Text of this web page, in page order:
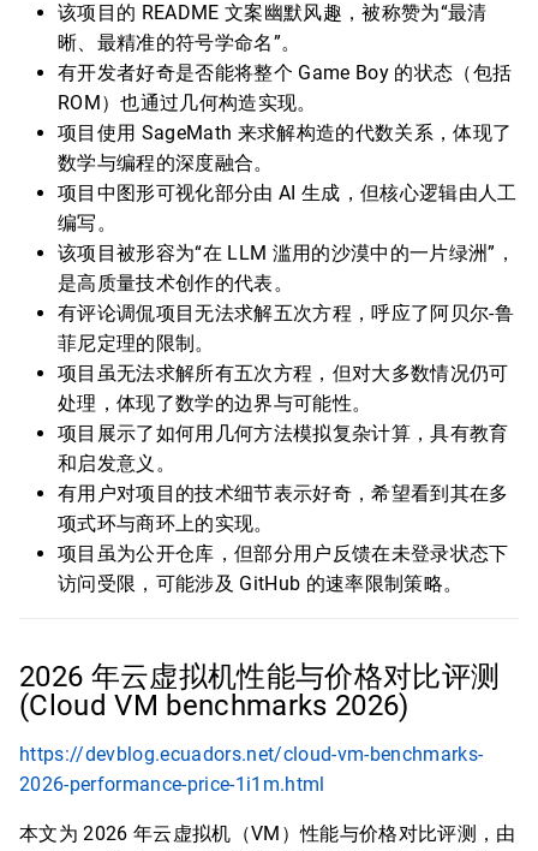
该项目的 README 文案幽默风趣，被称赞为“最清
晰、最精准的符号学命名”。
有开发者好奇是否能将整个 Game Boy 的状态（包括
ROM）也通过几何构造实现。
项目使用 SageMath 来求解构造的代数关系，体现了
数学与编程的深度融合。
项目中图形可视化部分由 AI 生成，但核心逻辑由人工
编写。
该项目被形容为“在 LLM 滥用的沙漠中的一片绿洲”，
是高质量技术创作的代表。
有评论调侃项目无法求解五次方程，呼应了阿贝尔-鲁
菲尼定理的限制。
项目虽无法求解所有五次方程，但对大多数情况仍可
处理，体现了数学的边界与可能性。
项目展示了如何用几何方法模拟复杂计算，具有教育
和启发意义。
有用户对项目的技术细节表示好奇，希望看到其在多
项式环与商环上的实现。
项目虽为公开仓库，但部分用户反馈在未登录状态下
访问受限，可能涉及 GitHub 的速率限制策略。
2026 年云虚拟机性能与价格对比评测
(Cloud VM benchmarks 2026)
https://devblog.ecuadors.net/cloud-vm-benchmarks-
2026-performance-price-1i1m.html
本文为 2026 年云虚拟机（VM）性能与价格对比评测，由